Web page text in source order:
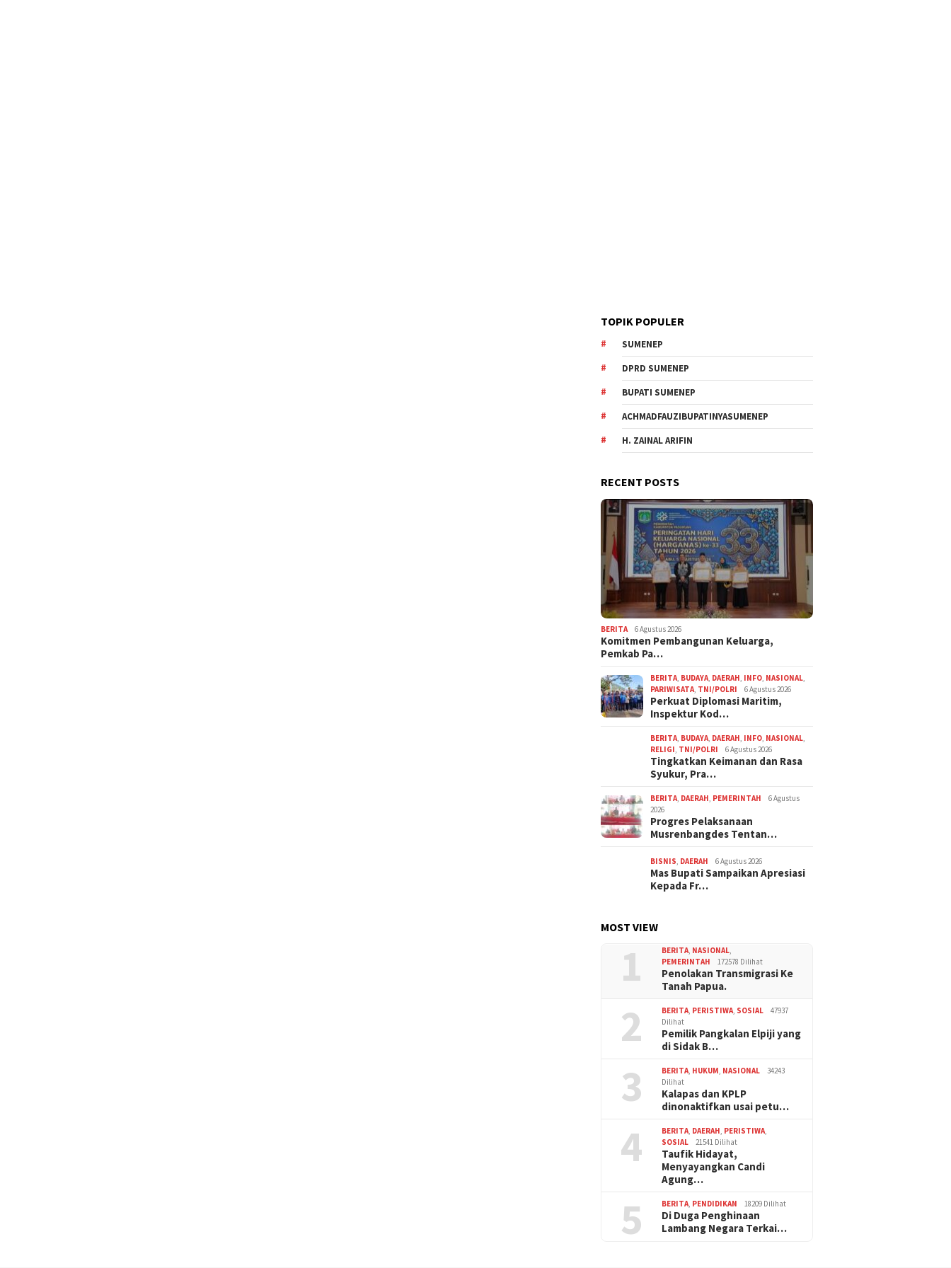
TOPIK POPULER
SUMENEP
DPRD SUMENEP
BUPATI SUMENEP
ACHMADFAUZIBUPATINYASUMENEP
H. ZAINAL ARIFIN
RECENT POSTS
BERITA 6 Agustus 2026
Komitmen Pembangunan Keluarga,
Pemkab Pa…
BERITA, BUDAYA, DAERAH, INFO, NASIONAL,
PARIWISATA, TNI/POLRI 6 Agustus 2026
Perkuat Diplomasi Maritim,
Inspektur Kod…
BERITA, BUDAYA, DAERAH, INFO, NASIONAL,
RELIGI, TNI/POLRI 6 Agustus 2026
Tingkatkan Keimanan dan Rasa
Syukur, Pra…
BERITA, DAERAH, PEMERINTAH
6 Agustus
2026
Progres Pelaksanaan
Musrenbangdes Tentan…
BISNIS, DAERAH 6 Agustus 2026
Mas Bupati Sampaikan Apresiasi
Kepada Fr…
MOST VIEW
1 BERITA, NASIONAL,
PEMERINTAH
172578 Dilihat
Penolakan Transmigrasi Ke
Tanah Papua.
2 BERITA, PERISTIWA, SOSIAL
47937
Dilihat
Pemilik Pangkalan Elpiji yang
di Sidak B…
3 BERITA, HUKUM, NASIONAL
34243
Dilihat
Kalapas dan KPLP
dinonaktifkan usai petu…
4 BERITA, DAERAH, PERISTIWA,
SOSIAL
21541 Dilihat
Taufik Hidayat,
Menyayangkan Candi
Agung…
5 BERITA, PENDIDIKAN 18209 Dilihat
Di Duga Penghinaan
Lambang Negara Terkai…